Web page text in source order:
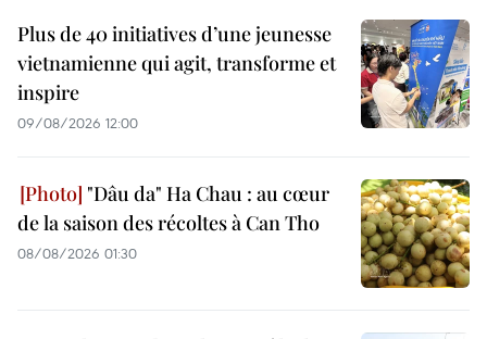
Plus de 40 initiatives d’une jeunesse
vietnamienne qui agit, transforme et
inspire
09/08/2026 12:00
"Dâu da" Ha Chau : au cœur
de la saison des récoltes à Can Tho
08/08/2026 01:30